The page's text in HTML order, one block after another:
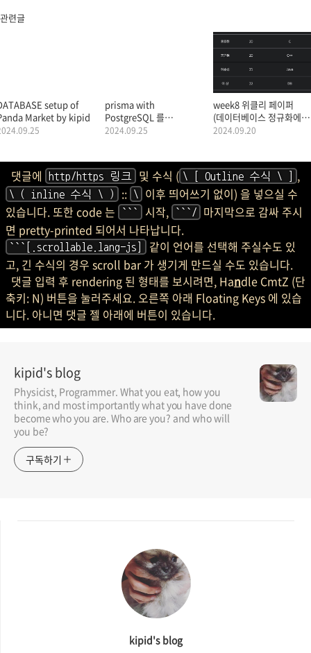
관련글
setup of
Market by kipid
prisma with
PostgreSQL 를
배워봅시다.
2024.09.25
week8 위클리 페이퍼
(데이터베이스 정규화에
대해 설명, 관계형
2024.09.20
댓글에 http/https 링크 및 수식 ( \ [ Outline 수식 \ ] ,
\ ( inline 수식 \ ) :: \
이후 띄어쓰기 없이) 을 넣으실 수
있습니다. 또한 code 는
``` 시작, ```/
마지막으로 감싸 주시
면 pretty-printed 되어서 나타납니다.
```[.scrollable.lang-js]
같이 언어를 선택해 주실수도 있
고, 긴 수식의 경우 scroll bar 가 생기게 만드실 수도 있습니다.
댓글 입력 후 rendering 된 형태를 보시려면, Handle CmtZ (단
축키: N) 버튼을 눌러주세요. 오른쪽 아래 Floating Keys 에 있습
니다. 아니면 댓글 젤 아래에 버튼이 있습니다.
kipid's blog
Physicist, Programmer. What you eat, how you
think, and most importantly what you have done
become who you are. Who are you? and who will
you be?
구독하기
kipid's blog